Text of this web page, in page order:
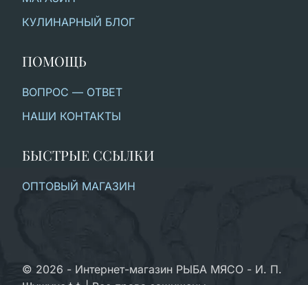
КУЛИНАРНЫЙ БЛОГ
ПОМОЩЬ
ВОПРОС — ОТВЕТ
НАШИ КОНТАКТЫ
БЫСТРЫЕ ССЫЛКИ
ОПТОВЫЙ МАГАЗИН
© 2026 - Интернет-магазин РЫБА МЯСО - И. П.